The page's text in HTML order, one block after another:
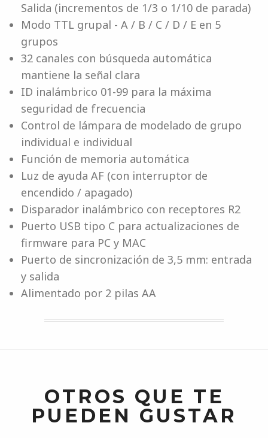
Salida (incrementos de 1/3 o 1/10 de parada)
Modo TTL grupal - A / B / C / D / E en 5
grupos
32 canales con búsqueda automática
mantiene la señal clara
ID inalámbrico 01-99 para la máxima
seguridad de frecuencia
Control de lámpara de modelado de grupo
individual e individual
Función de memoria automática
Luz de ayuda AF (con interruptor de
encendido / apagado)
Disparador inalámbrico con receptores R2
Puerto USB tipo C para actualizaciones de
firmware para PC y MAC
Puerto de sincronización de 3,5 mm: entrada
y salida
Alimentado por 2 pilas AA
OTROS QUE TE
PUEDEN GUSTAR